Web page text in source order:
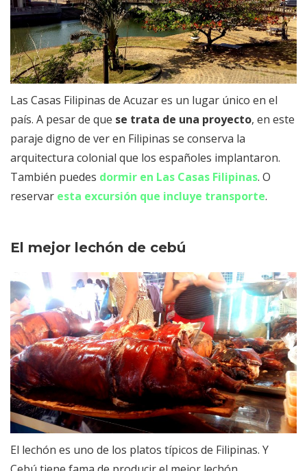
Las Casas Filipinas de Acuzar es un lugar único en el
país. A pesar de que se trata de una proyecto, en este
paraje digno de ver en Filipinas se conserva la
arquitectura colonial que los españoles implantaron.
También puedes dormir en Las Casas Filipinas. O
reservar esta excursión que incluye transporte.
El mejor lechón de cebú
El lechón es uno de los platos típicos de Filipinas. Y